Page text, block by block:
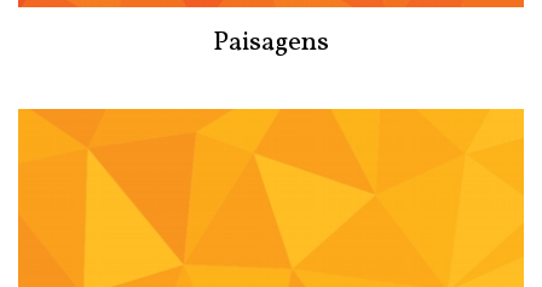
Paisagens